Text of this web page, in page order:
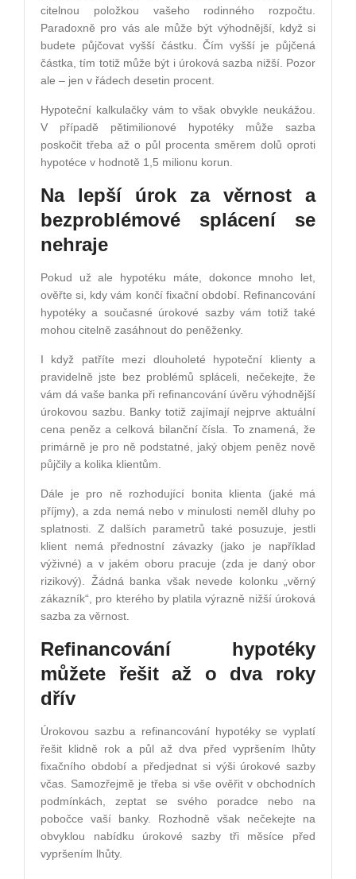
citelnou položkou vašeho rodinného rozpočtu.
Paradoxně pro vás ale může být výhodnější, když si
budete půjčovat vyšší částku. Čím vyšší je půjčená
částka, tím totiž může být i úroková sazba nižší. Pozor
ale – jen v řádech desetin procent.
Hypoteční kalkulačky vám to však obvykle neukážou.
V případě pětimilionové hypotéky může sazba
poskočit třeba až o půl procenta směrem dolů oproti
hypotéce v hodnotě 1,5 milionu korun.
Na lepší úrok za věrnost a
bezproblémové splácení se
nehraje
Pokud už ale hypotéku máte, dokonce mnoho let,
ověřte si, kdy vám končí fixační období. Refinancování
hypotéky a současné úrokové sazby vám totiž také
mohou citelně zasáhnout do peněženky.
I když patříte mezi dlouholeté hypoteční klienty a
pravidelně jste bez problémů spláceli, nečekejte, že
vám dá vaše banka při refinancování úvěru výhodnější
úrokovou sazbu. Banky totiž zajímají nejprve aktuální
cena peněz a celková bilanční čísla. To znamená, že
primárně je pro ně podstatné, jaký objem peněz nově
půjčily a kolika klientům.
Dále je pro ně rozhodující bonita klienta (jaké má
příjmy), a zda nemá nebo v minulosti neměl dluhy po
splatnosti. Z dalších parametrů také posuzuje, jestli
klient nemá přednostní závazky (jako je například
výživné) a v jakém oboru pracuje (zda je daný obor
rizikový). Žádná banka však nevede kolonku „věrný
zákazník“, pro kterého by platila výrazně nižší úroková
sazba za věrnost.
Refinancování hypotéky
můžete řešit až o dva roky
dřív
Úrokovou sazbu a refinancování hypotéky se vyplatí
řešit klidně rok a půl až dva před vypršením lhůty
fixačního období a předjednat si výši úrokové sazby
včas. Samozřejmě je třeba si vše ověřit v obchodních
podmínkách, zeptat se svého poradce nebo na
pobočce vaší banky. Rozhodně však nečekejte na
obvyklou nabídku úrokové sazby tři měsíce před
vypršením lhůty.